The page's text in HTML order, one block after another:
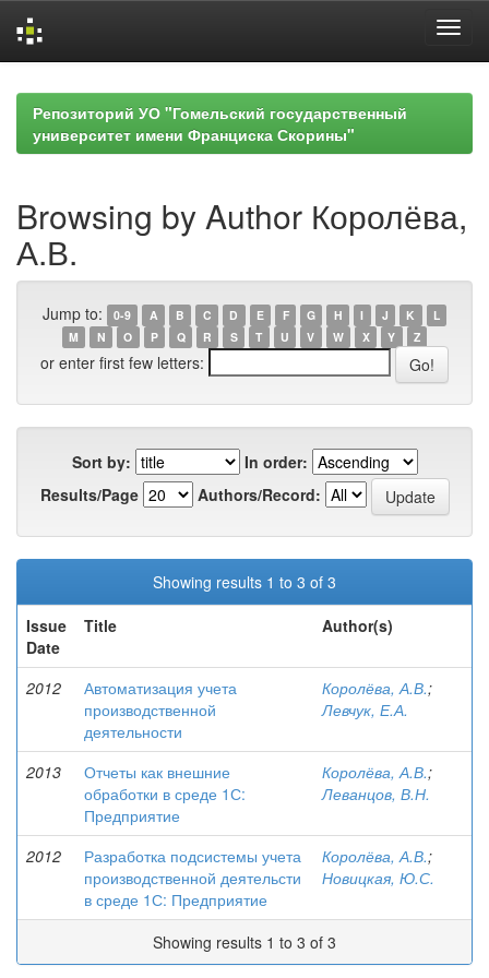
navigationРепозиторий УО "Гомельский государственный
университет имени Франциска Скорины"
Browsing by Author Королёва,
А.В.
Jump to: 0-9 A B C D E F G H I J K
L
M
N O P Q R S T U V W X Y Z
or enter first few letters:
Sort by:
In order:
Results/Page
Authors/Record:
Showing results 1 to 3 of 3
Issue
Date
Title Author(s)
2012
Автоматизация учета
производственной
деятельности
Королёва, А.В.;
Левчук, Е.А.
2013
Отчеты как внешние
обработки в среде 1С:
Предприятие
Королёва, А.В.;
Леванцов, В.Н.
2012
Разработка подсистемы учета
производственной деятельсти
в среде 1С: Предприятие
Королёва, А.В.;
Новицкая, Ю.С.
Showing results 1 to 3 of 3